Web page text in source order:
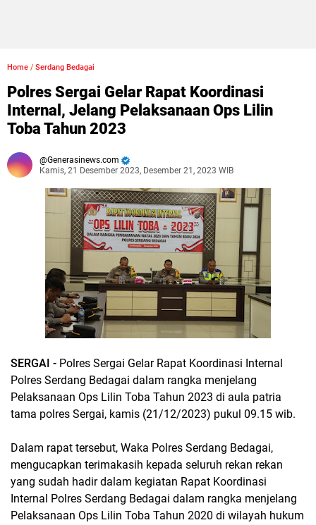
Home / Serdang Bedagai
Polres Sergai Gelar Rapat Koordinasi
Internal, Jelang Pelaksanaan Ops Lilin
Toba Tahun 2023
Generasinews.com
Kamis, 21 Desember 2023, Desember 21, 2023 WIB
SERGAI - Polres Sergai Gelar Rapat Koordinasi Internal
Polres Serdang Bedagai dalam rangka menjelang
Pelaksanaan Ops Lilin Toba Tahun 2023 di aula patria
tama polres Sergai, kamis (21/12/2023) pukul 09.15 wib.
Dalam rapat tersebut, Waka Polres Serdang Bedagai,
mengucapkan terimakasih kepada seluruh rekan rekan
yang sudah hadir dalam kegiatan Rapat Koordinasi
Internal Polres Serdang Bedagai dalam rangka menjelang
Pelaksanaan Ops Lilin Toba Tahun 2020 di wilayah hukum